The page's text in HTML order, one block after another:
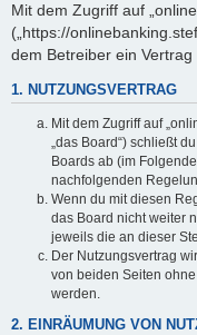
Mit dem Zugriff auf
(„https://
dem Betreiber ein
1. NUTZUNGSVERTRAG
Mit dem Zugriff auf
„das Board“) schließt
Boards ab (im
nachfolgenden
Wenn du mit diesen
das Board nicht weiter
jeweils die an dieser
Der Nutzungsvertrag
von beiden Seiten
werden.
2. EINRÄUMUNG VON